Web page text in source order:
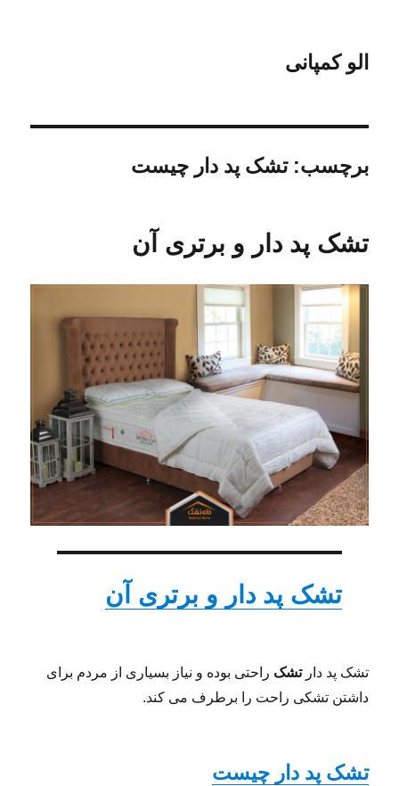
الو کمپانی
برچسب:تشک پد دار چیست
تشک پد دار و برتری آن
تشک پد دار و برتری آن
تشک پد دارتشک راحتی بوده و نیاز بسیاری از مردم برای
داشتن تشکی راحت را برطرف می کند.
تشک پد دار چیست